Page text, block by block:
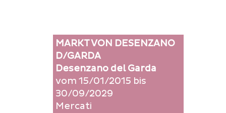
MARKT VON DESENZANO
D/GARDA
Desenzano del Garda
vom 15/01/2015 bis
30/09/2029
Mercati